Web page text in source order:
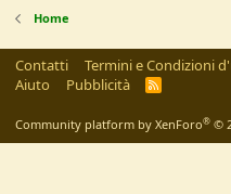
Home
Contatti Termini e Condizioni
Aiuto
Pubblicità
R
Community platform by XenForo® ©